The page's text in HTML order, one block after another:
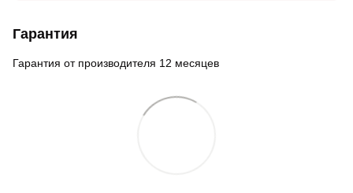
Гарантия
Гарантия от производителя 12 месяцев